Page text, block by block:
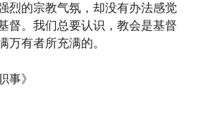
烈的宗教气氛，却没有办法感觉
督。我们总要认识，教会是基督
万有者所充满的。
事》